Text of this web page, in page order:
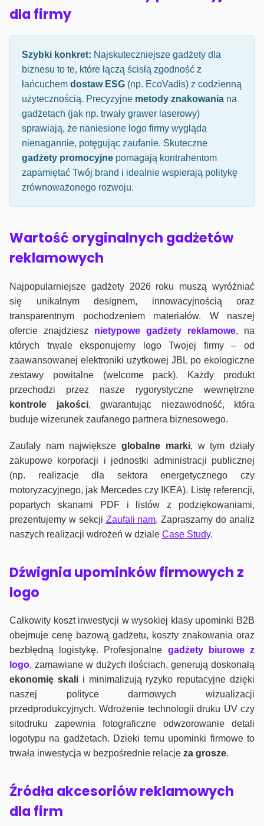
dla firmy
Szybki konkret: Najskuteczniejsze gadżety dla
biznesu to te, które łączą ścisłą zgodność z
łańcuchem dostaw ESG (np. EcoVadis) z codzienną
użytecznością. Precyzyjne metody znakowania na
gadżetach (jak np. trwały grawer laserowy)
sprawiają, że naniesione logo firmy wygląda
nienagannie, potęgując zaufanie. Skuteczne
gadżety promocyjne pomagają kontrahentom
zapamiętać Twój brand i idealnie wspierają politykę
zrównoważonego rozwoju.
Wartość oryginalnych gadżetów
reklamowych
Najpopularniejsze gadżety 2026 roku muszą wyróżniać
się unikalnym designem, innowacyjnością oraz
transparentnym pochodzeniem materiałów. W naszej
ofercie znajdziesz nietypowe gadżety reklamowe, na
których trwale eksponujemy logo Twojej firmy – od
zaawansowanej elektroniki użytkowej JBL po ekologiczne
zestawy powitalne (welcome pack). Każdy produkt
przechodzi przez nasze rygorystyczne wewnętrzne
kontrole jakości, gwarantując niezawodność, która
buduje wizerunek zaufanego partnera biznesowego.
Zaufały nam największeglobalne marki, w tym działy
zakupowe korporacji i jednostki administracji publicznej
(np. realizacje dla sektora energetycznego czy
motoryzacyjnego, jak Mercedes czy IKEA). Listę referencji,
popartych skanami PDF i listów z podziękowaniami,
prezentujemy w sekcji Zaufali nam. Zapraszamy do analiz
naszych realizacji wdrożeń w dziale Case Study.
Dźwignia upominków firmowych z
logo
Całkowity koszt inwestycji w wysokiej klasy upominki B2B
obejmuje cenę bazową gadżetu, koszty znakowania oraz
bezbłędną logistykę. Profesjonalne gadżety biurowe z
logo, zamawiane w dużych ilościach, generują doskonałą
ekonomię skalii minimalizują ryzyko reputacyjne dzięki
naszej polityce darmowych wizualizacji
przedprodukcyjnych. Wdrożenie technologii druku UV czy
sitodruku zapewnia fotograficzne odwzorowanie detali
logotypu na gadżetach. Dzieki temu upominki firmowe to
trwała inwestycja w bezpośrednie relacje za grosze.
Źródła akcesoriów reklamowych
dla firm